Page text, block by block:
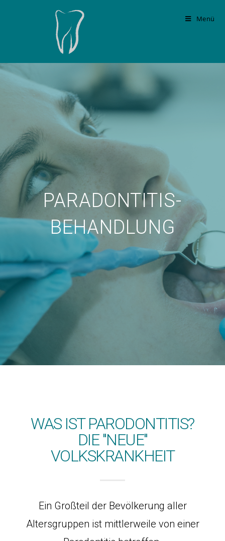
Menü
PARADONTITIS-
BEHANDLUNG
WAS IST PARODONTITIS?
DIE "NEUE"
VOLKSKRANKHEIT
Ein Großteil der Bevölkerung aller
Altersgruppen ist mittlerweile von einer